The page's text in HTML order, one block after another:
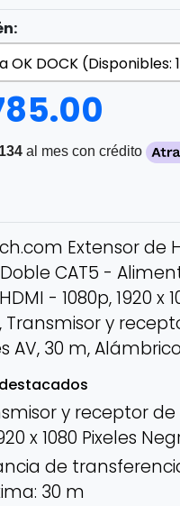
al mes con crédito
Extensor de
CAT5 -
- 1080p, 1920 x
Transmisor y
AV, 30 m,
y receptor de
x 1080 Pixeles
de
30 m